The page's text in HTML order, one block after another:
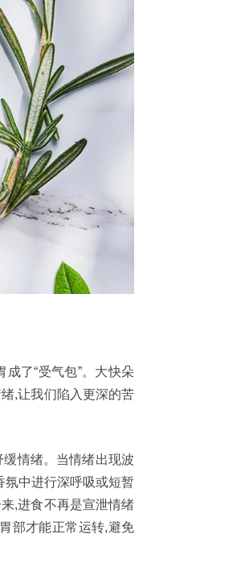
了“受气包”。大快朵
,让我们陷入更深的苦
缓情绪。当情绪出现波
氛中进行深呼吸或短暂
,进食不再是宣泄情绪
部才能正常运转,避免